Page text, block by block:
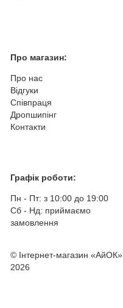
Графік роботи:
Пн - Пт: з 10:00 до 19:00
Сб - Нд: приймаємо
замовлення
© Інтернет-магазин «АйОК»
2026
Про магазин:
Про нас
Відгуки
Співпраця
Дропшипінг
Контакти